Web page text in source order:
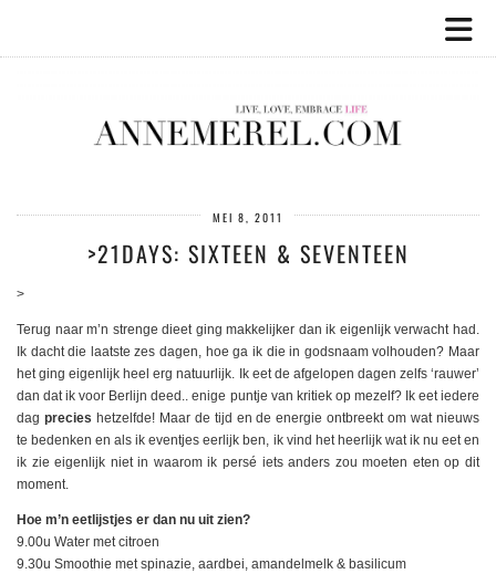
MEI 8, 2011
>21DAYS: SIXTEEN & SEVENTEEN
>
Terug naar m’n strenge dieet ging makkelijker dan ik eigenlijk verwacht had.
Ik dacht die laatste zes dagen, hoe ga ik die in godsnaam volhouden? Maar
het ging eigenlijk heel erg natuurlijk. Ik eet de afgelopen dagen zelfs ‘rauwer’
dan dat ik voor Berlijn deed.. enige puntje van kritiek op mezelf? Ik eet iedere
dag precies hetzelfde! Maar de tijd en de energie ontbreekt om wat nieuws
te bedenken en als ik eventjes eerlijk ben, ik vind het heerlijk wat ik nu eet en
ik zie eigenlijk niet in waarom ik persé iets anders zou moeten eten op dit
moment.
Hoe m’n eetlijstjes er dan nu uit zien?
9.00u Water met citroen
9.30u Smoothie met spinazie, aardbei, amandelmelk & basilicum